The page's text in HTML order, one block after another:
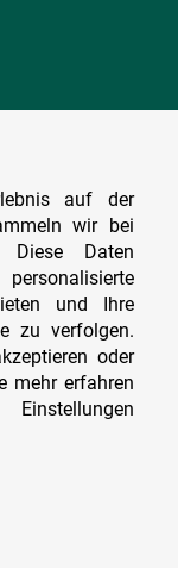
auf der
wir bei
Diese Daten
und Ihre
zu verfolgen.
oder
mehr erfahren